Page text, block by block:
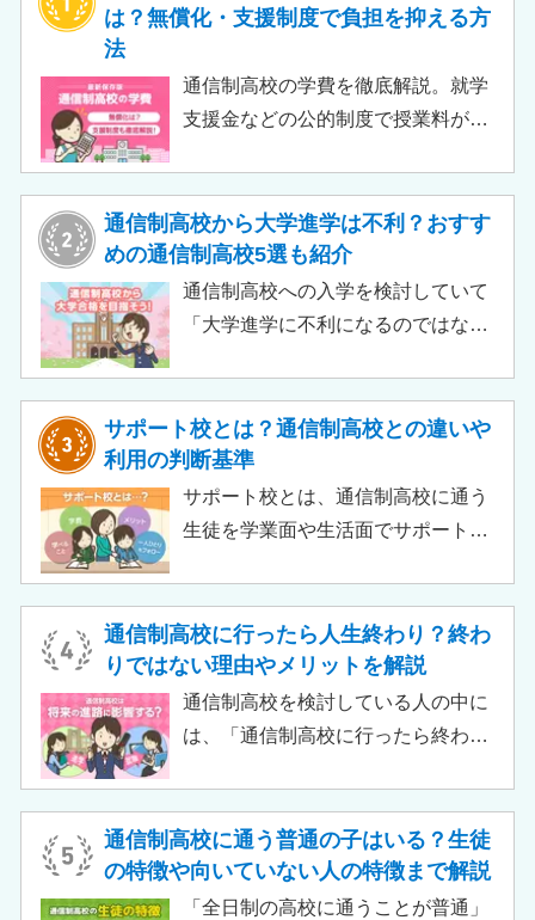
は？無償化・支援制度で負担を抑える方
法
通信制高校の学費を徹底解説。就学
支援金などの公的制度で授業料が実
目安、申請時の注意点などをわかり
やすく解説します。費用負担を抑え
られるのでチェックしてみましょ
う。
通信制高校から大学進学は不利？おすす
めの通信制高校5選も紹介
通信制高校への入学を検討していて
「大学進学に不利になるのではない
のではないでしょうか。 結論とし
て、通信制高校に通っているからと
いって大学進学に不利になることは
ありません。中には、大学進学を想
格実績を豊富にもつ学校もありま
す。
サポート校とは？通信制高校との違いや
利用の判断基準
サポート校とは、通信制高校に通う
生徒を学業面や生活面でサポートす
め、サポート校のみでは高卒資格を
取得できません。 ただし、個別の学
習指導やスクールカウンセラーによ
る生活面での相談など手厚い支援が
でしょう。 この記事では、サポート
校の特徴や通信制高校との違い、メ
リット・デメリットについて解説し
通信制高校に行ったら人生終わり？終わ
りではない理由やメリットを解説
通信制高校を検討している人の中に
は、「通信制高校に行ったら終わ
がある人もいるのではないでしょう
か。 結論から言うと、通信制高校に
行ったからといって「人生終了」で
通信制高校に通う普通の子はいる？生徒
の特徴や向いていない人の特徴まで解説
「全日制の高校に通うことが普通」